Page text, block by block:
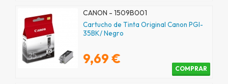
CANON - 1509B001
Cartucho de Tinta Original Canon PGI-
35BK/ Negro
9,69 €
COMPRAR